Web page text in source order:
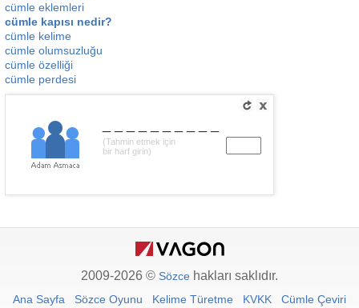
cümle eklemleri
cümle kapısı nedir?
cümle kelime
cümle olumsuzluğu
cümle özelliği
cümle perdesi
(Tahmin etmek için
bir harf girin)
2009-2026 © Sözce hakları saklıdır.
Ana Sayfa Sözce Oyunu Kelime Türetme KVKK Cümle Çeviri